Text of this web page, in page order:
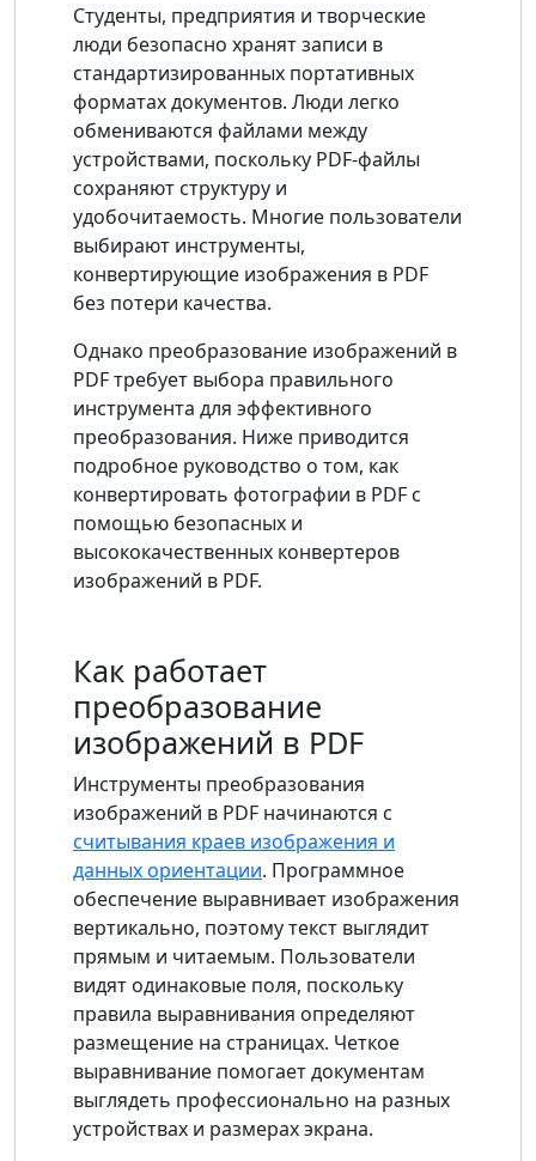
Студенты, предприятия и творческие
люди безопасно хранят записи в
стандартизированных портативных
форматах документов. Люди легко
обмениваются файлами между
устройствами, поскольку PDF-файлы
сохраняют структуру и
удобочитаемость. Многие пользователи
выбирают инструменты,
конвертирующие изображения в PDF
без потери качества.
Однако преобразование изображений в
PDF требует выбора правильного
инструмента для эффективного
преобразования. Ниже приводится
подробное руководство о том, как
конвертировать фотографии в PDF с
помощью безопасных и
высококачественных конвертеров
изображений в PDF.
Как работает
преобразование
изображений в PDF
Инструменты преобразования
изображений в PDF начинаются с
считывания краев изображения и
данных ориентации. Программное
обеспечение выравнивает изображения
вертикально, поэтому текст выглядит
прямым и читаемым. Пользователи
видят одинаковые поля, поскольку
правила выравнивания определяют
размещение на страницах. Четкое
выравнивание помогает документам
выглядеть профессионально на разных
устройствах и размерах экрана.